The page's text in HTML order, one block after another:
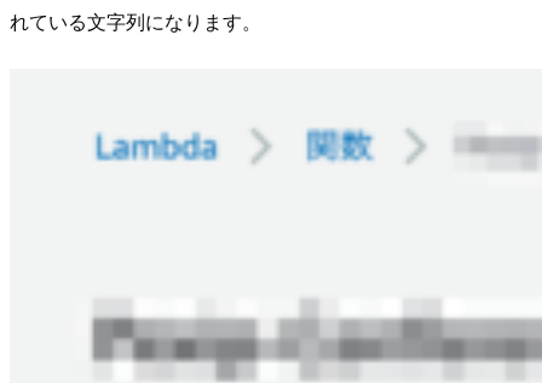
れている文字列になります。